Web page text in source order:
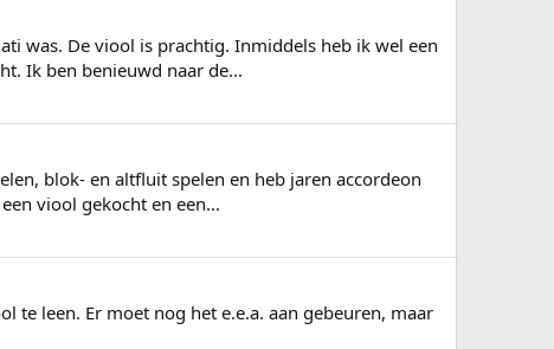
was. De viool is prachtig. Inmiddels heb ik wel een
Ik ben benieuwd naar de...
blok- en altfluit spelen en heb jaren accordeon
viool gekocht en een...
te leen. Er moet nog het e.e.a. aan gebeuren, maar